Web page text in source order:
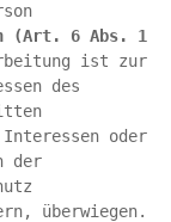
(Art. 6 Abs. 1
ist zur
des
oder
der
überwiegen.